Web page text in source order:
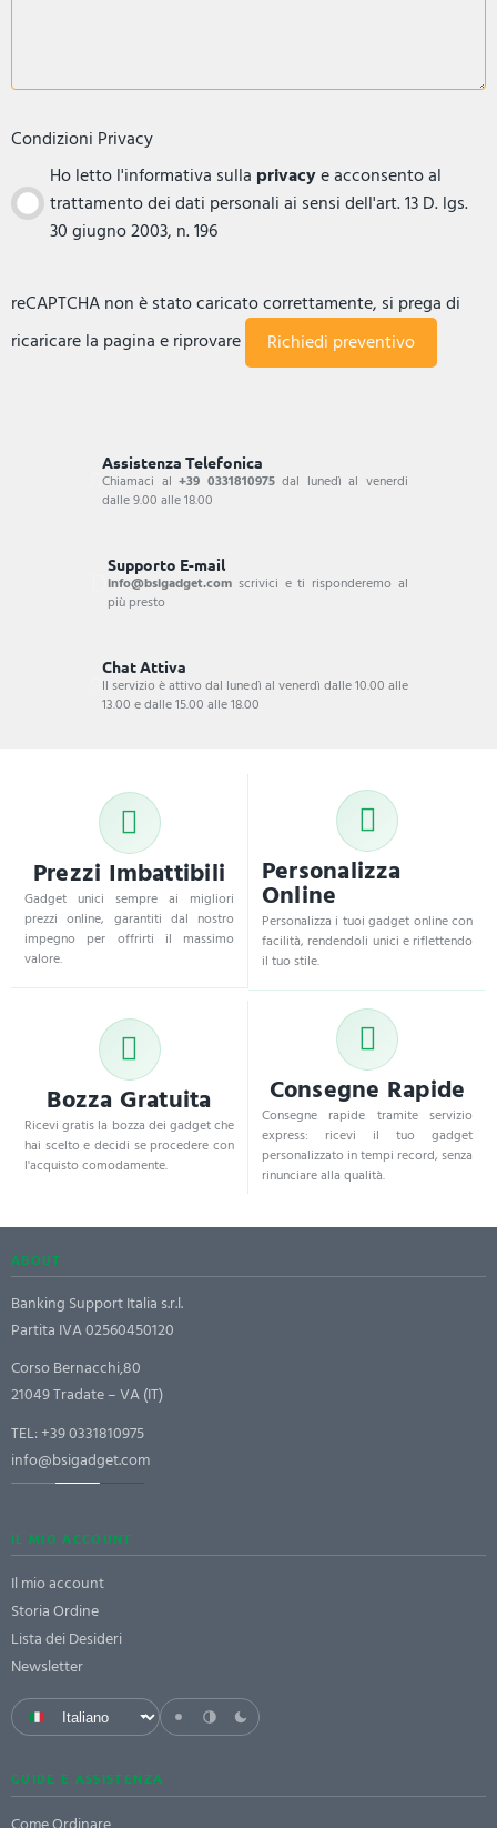
Condizioni Privacy
Ho letto l'informativa sulla privacye acconsento al
trattamento dei dati personali ai sensi dell'art. 13 D. lgs.
30 giugno 2003, n. 196
reCAPTCHA non è stato caricato correttamente, si prega di
ricaricare la pagina e riprovare
Assistenza Telefonica
Chiamaci al+39 0331810975dal lunedì al venerdi
dalle 9.00 alle 18.00
Supporto E-mail
info@bsigadget.com scrivici e ti risponderemo al
più presto
Chat Attiva
Il servizio è attivo dal lunedì al venerdì dalle 10.00 alle
13.00 e dalle 15.00 alle 18.00
Prezzi Imbattibili
Gadget unici sempre ai migliori
prezzi online, garantiti dal nostro
impegno per offrirti il massimo
valore.
Personalizza
Online
Personalizza i tuoi gadget online con
facilità, rendendoli unici e riflettendo
il tuo stile.
Bozza Gratuita
Ricevi gratis la bozza dei gadget che
hai scelto e decidi se procedere con
l'acquisto comodamente.
Consegne Rapide
Consegne rapide tramite servizio
express: ricevi il tuo gadget
personalizzato in tempi record, senza
rinunciare alla qualità.
ABOUT
Banking Support Italia s.r.l.
Partita IVA 02560450120
Corso Bernacchi,80
21049 Tradate – VA (IT)
TEL:+39 0331810975
info@bsigadget.com
IL MIO ACCOUNT
Il mio account
Storia Ordine
Lista dei Desideri
Newsletter
GUIDE E ASSISTENZA